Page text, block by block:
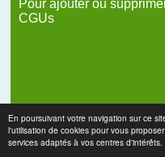
En poursuivant votre navigation sur ce
l'utilisation de cookies pour vous
services adaptés à vos centres d'intérêts.
Pour ajouter ou
CGUs